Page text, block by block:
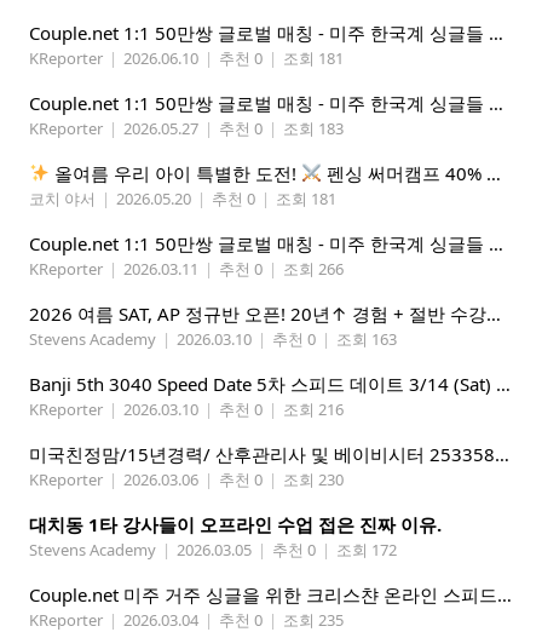
Couple.net 1:1 50만쌍 글로벌 매칭 - 미주 한국계 싱글들 모이세요
KReporter | 2026.06.10 | 추천 0 | 조회 181
Couple.net 1:1 50만쌍 글로벌 매칭 - 미주 한국계 싱글들 모이세요
KReporter | 2026.05.27 | 추천 0 | 조회 183
올여름 우리 아이 특별한 도전! 펜싱 써머캠프 40% 선착순 할인
코치 야서 | 2026.05.20 | 추천 0 | 조회 181
Couple.net 1:1 50만쌍 글로벌 매칭 - 미주 한국계 싱글들 모이세요
KReporter | 2026.03.11 | 추천 0 | 조회 266
2026 여름 SAT, AP 정규반 오픈! 20년↑ 경험 + 절반 수강료 (얼리버드 5%할인)
Stevens Academy | 2026.03.10 | 추천 0 | 조회 163
Banji 5th 3040 Speed Date 5차 스피드 데이트 3/14 (Sat) 5-8PM
KReporter | 2026.03.10 | 추천 0 | 조회 216
미국친정맘/15년경력/ 산후관리사 및 베이비시터 2533580937 mom1004usa.com / 미주전지역파견업무
KReporter | 2026.03.06 | 추천 0 | 조회 230
대치동 1타 강사들이 오프라인 수업 접은 진짜 이유.
Stevens Academy | 2026.03.05 | 추천 0 | 조회 172
Couple.net 미주 거주 싱글을 위한 크리스챤 온라인 스피드데이트
KReporter | 2026.03.04 | 추천 0 | 조회 235